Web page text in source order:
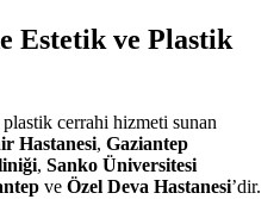
Estetik ve Plastik
cerrahi hizmeti sunan
Hastanesi, Gaziantep
, Sanko Üniversitesi
ve Özel Deva Hastanesi’dir.